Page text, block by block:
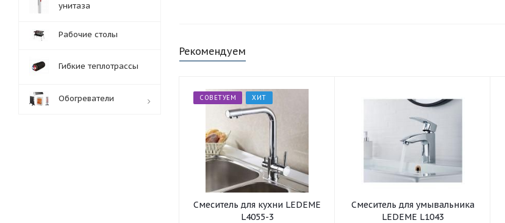
Рекомендуем
СОВЕТУЕМ ХИТ
Смеситель для кухни LEDEME
L4055-3
Смеситель для умывальника
LEDEME L1043
унитаза
Рабочие столы
Гибкие теплотрассы
Обогреватели